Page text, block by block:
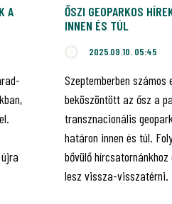
A
ŐSZI GEOPARKOS
INNEN ÉS TÚL
2025.09.10. 05:45
Szeptemberben számos
beköszöntött az ősz a
transznacionális
határon innen és túl.
bővülő hírcsatornánkhoz
lesz vissza-visszatérni.